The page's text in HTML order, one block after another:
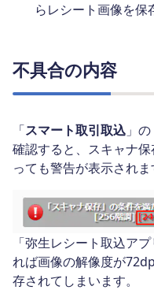
らレシート画像を保
不具合の内容
「スマート取引取込 」
確認すると、スキャナ
っても警告が表示されま
「弥生レシート取込ア
れば画像の解像度が
存されてしまいます。